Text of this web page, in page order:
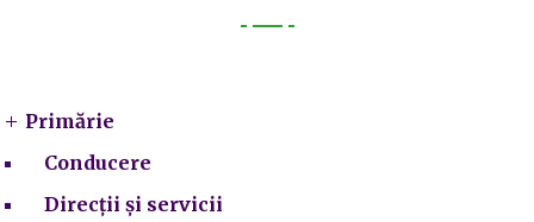
Primărie
Conducere
Direcții și servicii